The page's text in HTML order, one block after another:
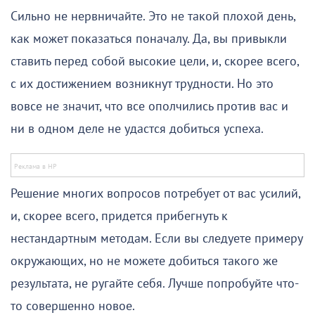
Сильно не нервничайте. Это не такой плохой день,
как может показаться поначалу. Да, вы привыкли
ставить перед собой высокие цели, и, скорее всего,
с их достижением возникнут трудности. Но это
вовсе не значит, что все ополчились против вас и
ни в одном деле не удастся добиться успеха.
Решение многих вопросов потребует от вас усилий,
и, скорее всего, придется прибегнуть к
нестандартным методам. Если вы следуете примеру
окружающих, но не можете добиться такого же
результата, не ругайте себя. Лучше попробуйте что-
то совершенно новое.